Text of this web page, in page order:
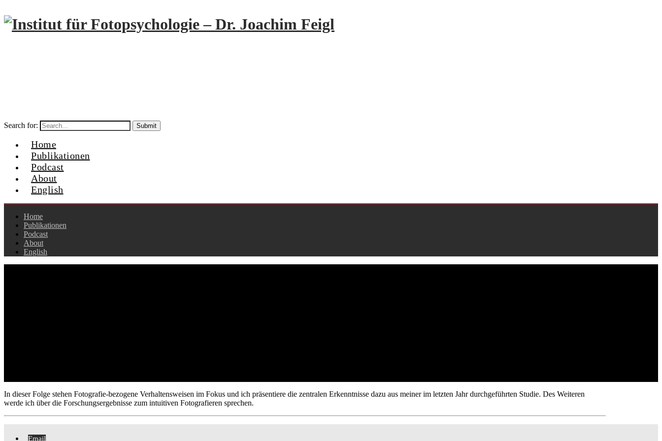
Search for:
Home
Publikationen
Podcast
About
English
Home
Publikationen
Podcast
About
English
In dieser Folge stehen Fotografie-bezogene Verhaltensweisen im Fokus und ich präsentiere die zentralen Erkenntnisse dazu aus meiner im letzten Jahr durchgeführten Studie. Des Weiteren
werde ich über die Forschungsergebnisse zum intuitiven Fotografieren sprechen.
Email